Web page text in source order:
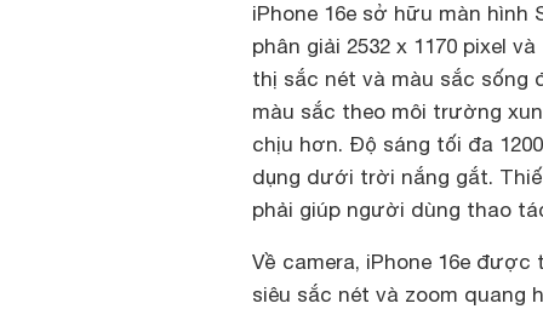
iPhone 16e sở hữu màn hình
phân giải 2532 x 1170 pixel
thị sắc nét và màu sắc sống
màu sắc theo môi trường
chịu hơn. Độ sáng tối đa
dụng dưới trời nắng gắt.
phải giúp người dùng thao
Về camera, iPhone 16e được
siêu sắc nét và zoom quang